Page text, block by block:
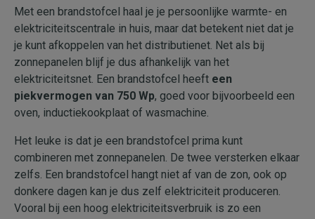
Met een brandstofcel haal je je persoonlijke warmte- en
elektriciteitscentrale in huis, maar dat betekent niet dat je
je kunt afkoppelen van het distributienet. Net als bij
zonnepanelen blijf je dus afhankelijk van het
elektriciteitsnet. Een brandstofcel heeft een
piekvermogen van 750 Wp, goed voor bijvoorbeeld een
oven, inductiekookplaat of wasmachine.
Het leuke is dat je een brandstofcel prima kunt
combineren met zonnepanelen. De twee versterken elkaar
zelfs. Een brandstofcel hangt niet af van de zon, ook op
donkere dagen kan je dus zelf elektriciteit produceren.
Vooral bij een hoog elektriciteitsverbruik is zo een